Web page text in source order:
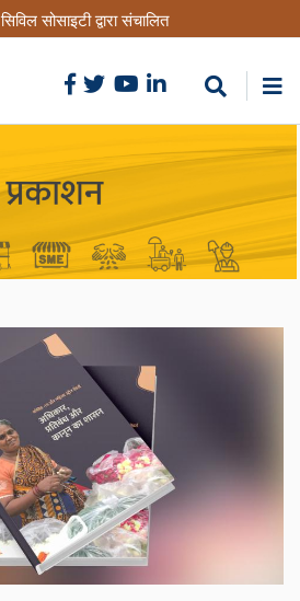
सोसाइटी द्वारा संचालित